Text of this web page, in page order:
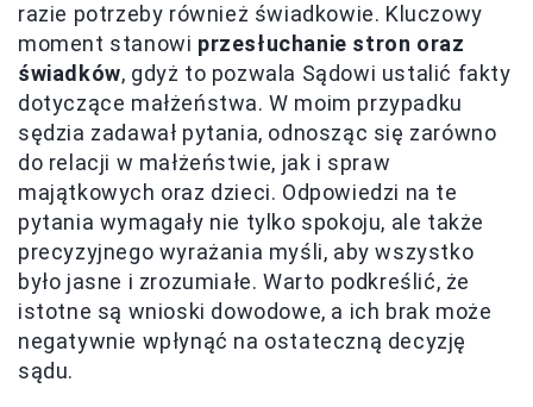
razie potrzeby również świadkowie. Kluczowy
moment stanowi przesłuchanie stron oraz
świadków, gdyż to pozwala Sądowi ustalić fakty
dotyczące małżeństwa. W moim przypadku
sędzia zadawał pytania, odnosząc się zarówno
do relacji w małżeństwie, jak i spraw
majątkowych oraz dzieci. Odpowiedzi na te
pytania wymagały nie tylko spokoju, ale także
precyzyjnego wyrażania myśli, aby wszystko
było jasne i zrozumiałe. Warto podkreślić, że
istotne są wnioski dowodowe, a ich brak może
negatywnie wpłynąć na ostateczną decyzję
sądu.